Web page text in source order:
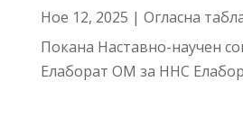
Ное 12, 2025 | Огласна
Покана Наставно-научен
Елаборат ОМ за ННС